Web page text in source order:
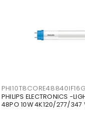
PHILIPS ELECTRONICS -
48PO 10W 4K120/277/347